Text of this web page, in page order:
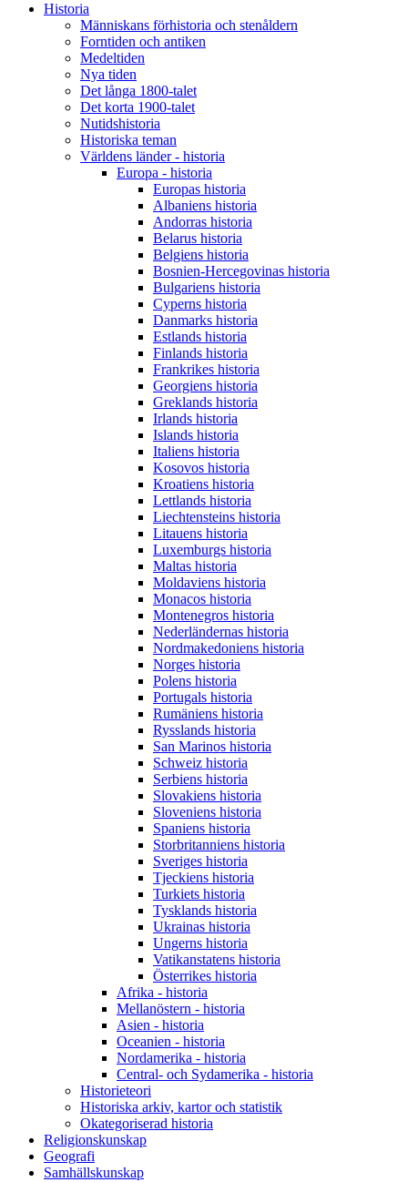
Historia
Människans förhistoria och stenåldern
Forntiden och antiken
Medeltiden
Nya tiden
Det långa 1800-talet
Det korta 1900-talet
Nutidshistoria
Historiska teman
Världens länder - historia
Europa - historia
Europas historia
Albaniens historia
Andorras historia
Belarus historia
Belgiens historia
Bosnien-Hercegovinas historia
Bulgariens historia
Cyperns historia
Danmarks historia
Estlands historia
Finlands historia
Frankrikes historia
Georgiens historia
Greklands historia
Irlands historia
Islands historia
Italiens historia
Kosovos historia
Kroatiens historia
Lettlands historia
Liechtensteins historia
Litauens historia
Luxemburgs historia
Maltas historia
Moldaviens historia
Monacos historia
Montenegros historia
Nederländernas historia
Nordmakedoniens historia
Norges historia
Polens historia
Portugals historia
Rumäniens historia
Rysslands historia
San Marinos historia
Schweiz historia
Serbiens historia
Slovakiens historia
Sloveniens historia
Spaniens historia
Storbritanniens historia
Sveriges historia
Tjeckiens historia
Turkiets historia
Tysklands historia
Ukrainas historia
Ungerns historia
Vatikanstatens historia
Österrikes historia
Afrika - historia
Mellanöstern - historia
Asien - historia
Oceanien - historia
Nordamerika - historia
Central- och Sydamerika - historia
Historieteori
Historiska arkiv, kartor och statistik
Okategoriserad historia
Religionskunskap
Geografi
Samhällskunskap